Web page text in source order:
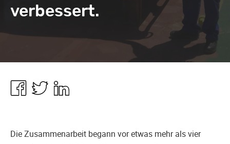
verbessert.
Share Share
Share
Die Zusammenarbeit begann vor etwas mehr als vier